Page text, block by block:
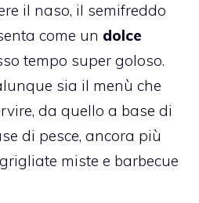
il naso, il semifreddo
come un dolce
tempo super goloso.
sia il menù che
da quello a base di
di pesce, ancora più
miste e barbecue